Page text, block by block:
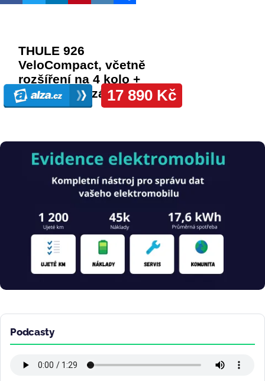
Obrázek
Podcasty